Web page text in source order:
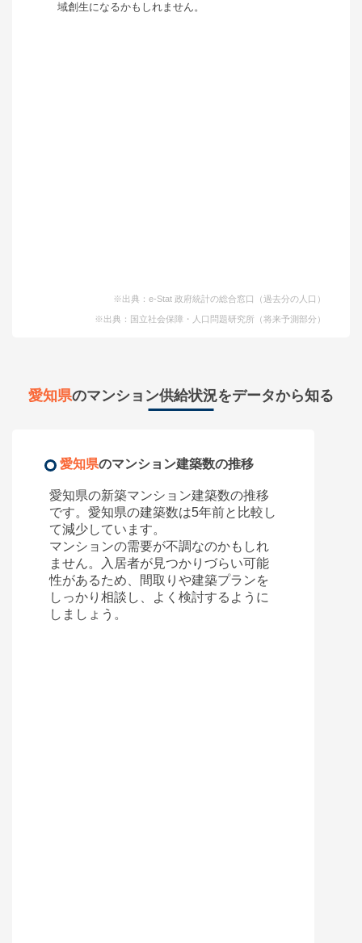
域創生になるかもしれません。
※出典：e-Stat 政府統計の総合窓口（過去分の人口）
※出典：国立社会保障・人口問題研究所（将来予測部分）
愛知県のマンション供給状況をデータから知る
愛知県のマンション建築数の推移
愛知県の新築マンション建築数の推移
です。 愛知県の建築数は5年前と比較し
て減少しています。
マンションの需要が不調なのかもしれ
ません。入居者が見つかりづらい可能
性があるため、間取りや建築プランを
しっかり相談し、よく検討するように
しましょう。